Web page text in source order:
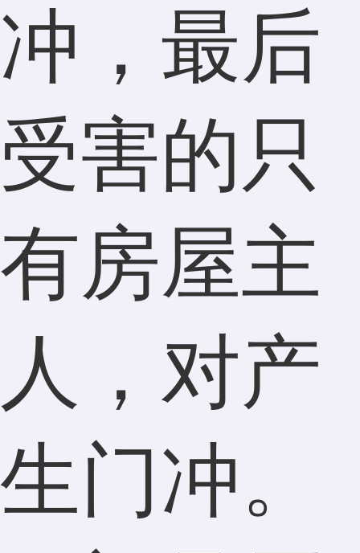
冲，最后
受害的只
有房屋主
人，对产
生门冲。